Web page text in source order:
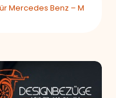
Mercedes Benz – M